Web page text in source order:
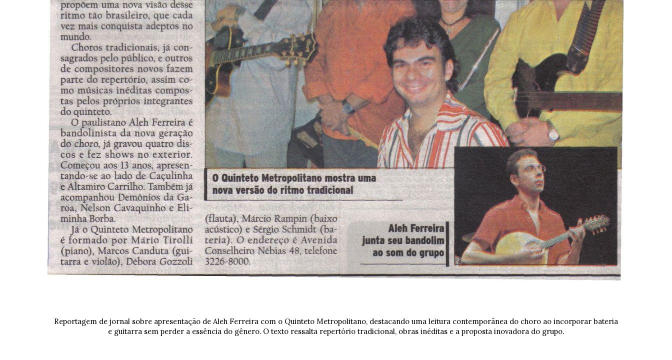
Reportagem de jornal sobre apresentação de Aleh Ferreira com o Quinteto Metropolitano, destacando uma leitura contemporânea do choro ao incorporar bateria
e guitarra sem perder a essência do gênero. O texto ressalta repertório tradicional, obras inéditas e a proposta inovadora do grupo.